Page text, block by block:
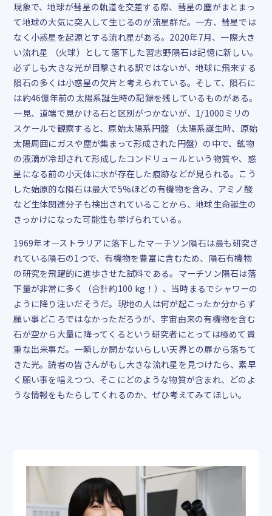
現象で、地球が彗星の軌道を交差する際、彗星の塵がまとまっ
て地球の大気に突入して生じるのが流星群だ。一方、彗星では
なく小惑星を起源とする流れ星がある。2020年7月、一際大き
い流れ星 （火球）として落下した習志野隕石は記憶に新しい。
必ずしも大きな光が目撃される訳ではないが、地球に飛来する
隕石の多くは小惑星の欠片と考えられている。そして、隕石に
は約46億年前の太陽系誕生時の記録を残しているものがある。
一見、道端で見かける石と区別がつかないが、1/1000ミリの
スケールで観察すると、原始太陽系円盤 （太陽系誕生時、原始
太陽周囲にガスや塵が集まって形成された円盤）の中で、鉱物
の液滴が冷却されて形成したコンドリュールという物質や、惑
星になる前の小天体に水が存在した痕跡などが見られる。こう
した始原的な隕石は最大で5%ほどの有機物を含み、アミノ酸
など生体関連分子も検出されていることから、地球生命誕生の
きっかけになった可能性も挙げられている。
1969年オーストラリアに落下したマーチソン隕石は最も研究さ
れている隕石の1つで、有機物を豊富に含むため、隕石有機物
の研究を飛躍的に進歩させた試料である。マーチソン隕石は落
下量が非常に多く（合計約100 kg！）、当時まるでシャワーの
ように降り注いだそうだ。現地の人は何が起こったか分からず
願い事どころではなかっただろうが、宇宙由来の有機物を含む
石が空から大量に降ってくるという研究者にとっては極めて貴
重な出来事だ。一瞬しか開かないらしい天界との扉から落ちて
きた光。読者の皆さんがもし大きな流れ星を見つけたら、素早
く願い事を唱えつつ、そこにどのような物質が含まれ、どのよ
うな情報をもたらしてくれるのか、ぜひ考えてみてほしい。